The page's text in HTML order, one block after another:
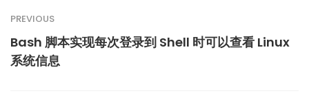
PREVIOUS
Bash 脚本实现每次登录到 Shell 时可以查看 Linux
系统信息